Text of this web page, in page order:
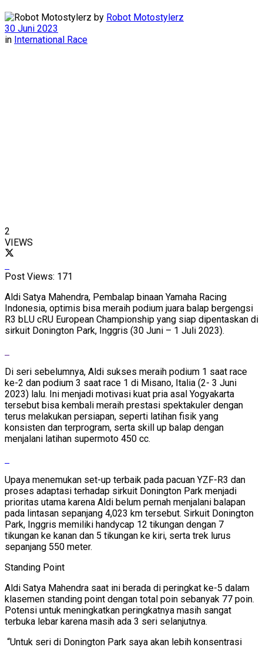
by Robot Motostylerz
30 Juni 2023
in International Race
2
VIEWS
Post Views: 171
Aldi Satya Mahendra, Pembalap binaan Yamaha Racing
Indonesia, optimis bisa meraih podium juara balap bergengsi
R3 bLU cRU European Championship yang siap dipentaskan di
sirkuit Donington Park, Inggris (30 Juni – 1 Juli 2023).
Di seri sebelumnya, Aldi sukses meraih podium 1 saat race
ke-2 dan podium 3 saat race 1 di Misano, Italia (2- 3 Juni
2023) lalu. Ini menjadi motivasi kuat pria asal Yogyakarta
tersebut bisa kembali meraih prestasi spektakuler dengan
terus melakukan persiapan, seperti latihan fisik yang
konsisten dan terprogram, serta skill up balap dengan
menjalani latihan supermoto 450 cc.
Upaya menemukan set-up terbaik pada pacuan YZF-R3 dan
proses adaptasi terhadap sirkuit Donington Park menjadi
prioritas utama karena Aldi belum pernah menjalani balapan
pada lintasan sepanjang 4,023 km tersebut. Sirkuit Donington
Park, Inggris memiliki handycap 12 tikungan dengan 7
tikungan ke kanan dan 5 tikungan ke kiri, serta trek lurus
sepanjang 550 meter.
Standing Point
Aldi Satya Mahendra saat ini berada di peringkat ke-5 dalam
klasemen standing point dengan total poin sebanyak 77 poin.
Potensi untuk meningkatkan peringkatnya masih sangat
terbuka lebar karena masih ada 3 seri selanjutnya.
“Untuk seri di Donington Park saya akan lebih konsentrasi